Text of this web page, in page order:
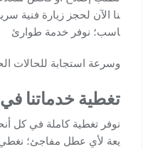
نا الآن لحجز زيارة فنية
اسب؛ نوفر خدمة طوارئ
وسرعة استجابة للحالات
تغطية خدماتنا في
نوفر تغطية كاملة في كل
يعة لأي عطل مفاجئ؛ نغطي